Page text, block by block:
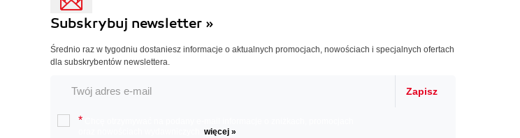
Subskrybuj newsletter »
Średnio raz w tygodniu dostaniesz informacje o aktualnych promocjach, nowościach i specjalnych ofertach
dla subskrybentów newslettera.
Zapisz
*
więcej »